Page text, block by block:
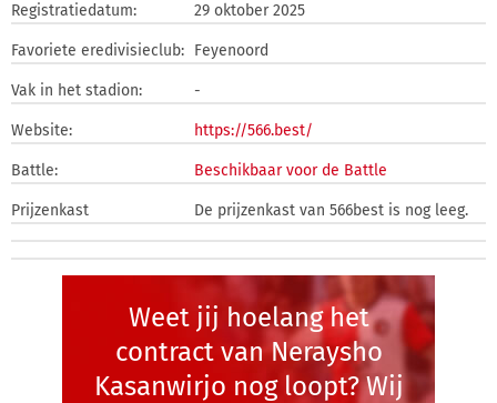
Registratiedatum: 29 oktober 2025
Favoriete eredivisieclub: Feyenoord
Vak in het stadion: -
Website: https://566.best/
Battle: Beschikbaar voor de Battle
Prijzenkast De prijzenkast van 566best is nog leeg.
Weet jij hoelang het
contract van Neraysho
Kasanwirjo nog loopt? Wij